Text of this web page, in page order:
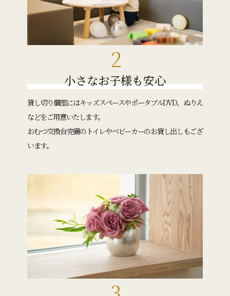
2
小さなお子様も安心
貸し切り個室にはキッズスペースやポータブルDVD、ぬりえ
などをご用意いたします。
おむつ交換台完備のトイレやベビーカーのお貸し出しもござ
います。